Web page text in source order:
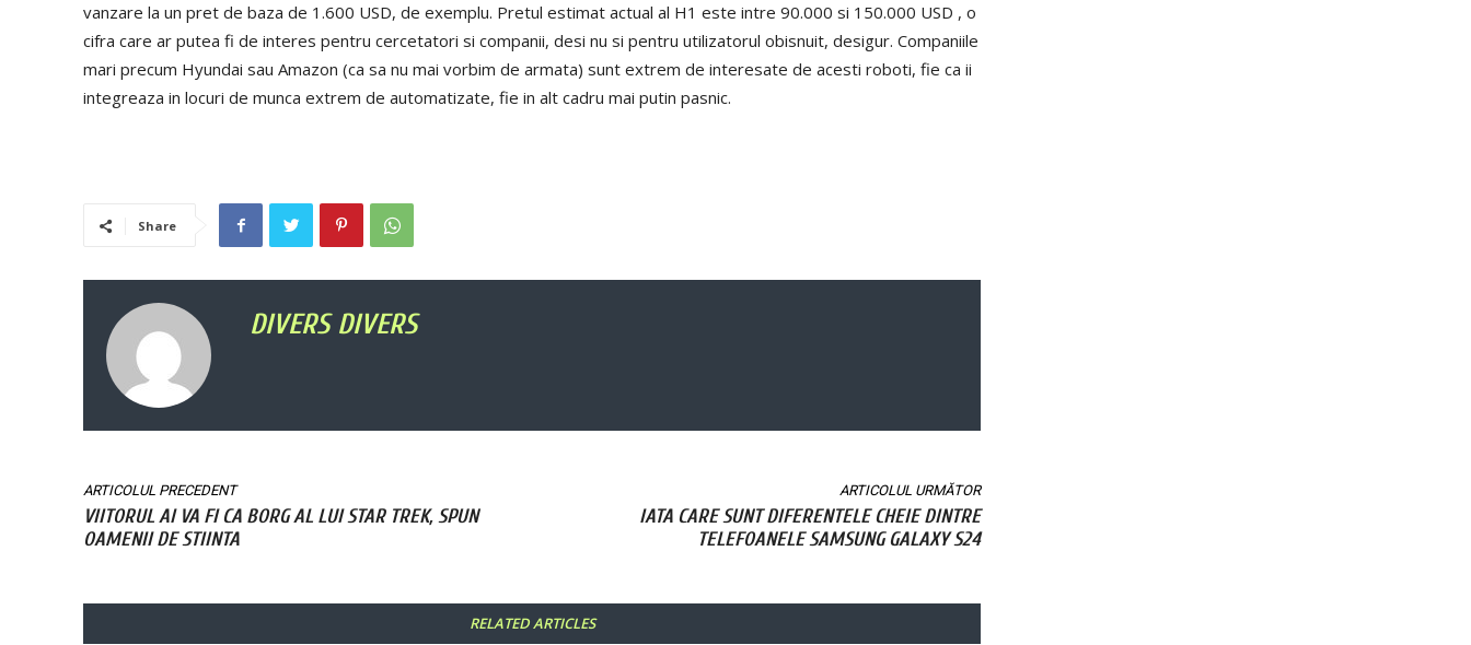
vanzare la un pret de baza de 1.600 USD, de exemplu. Pretul estimat actual al H1 este intre 90.000 si 150.000 USD , o
cifra care ar putea fi de interes pentru cercetatori si companii, desi nu si pentru utilizatorul obisnuit, desigur. Companiile
mari precum Hyundai sau Amazon (ca sa nu mai vorbim de armata) sunt extrem de interesate de acesti roboti, fie ca ii
integreaza in locuri de munca extrem de automatizate, fie in alt cadru mai putin pasnic.
Share
DIVERS DIVERS
ARTICOLUL PRECEDENT
VIITORUL AI VA FI CA BORG AL LUI STAR TREK, SPUN
OAMENII DE STIINTA
ARTICOLUL URMĂTOR
IATA CARE SUNT DIFERENTELE CHEIE DINTRE
TELEFOANELE SAMSUNG GALAXY S24
RELATED ARTICLES